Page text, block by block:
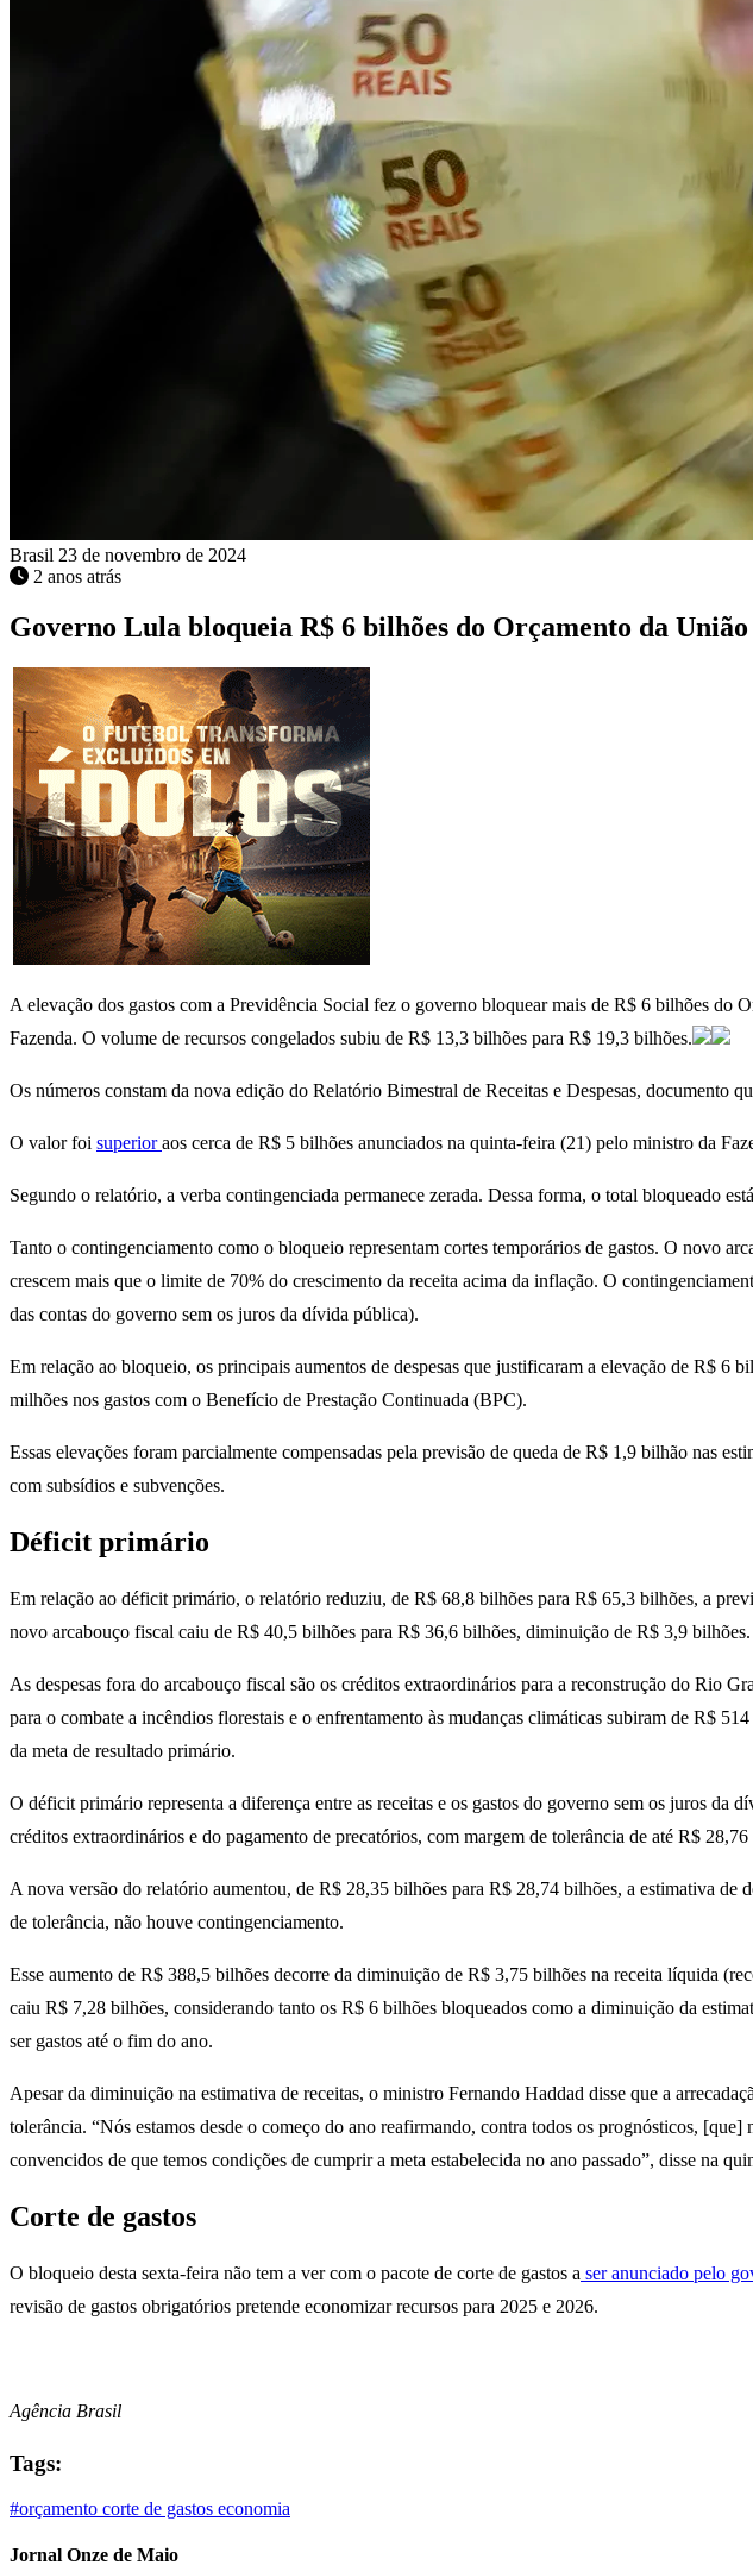
Brasil 23 de novembro de 2024
2 anos atrás
Governo Lula bloqueia R$ 6 bilhões do Orçamento da União
A elevação dos gastos com a Previdência Social fez o governo bloquear mais de R$ 6 bilhões do
Fazenda. O volume de recursos congelados subiu de R$ 13,3 bilhões para R$ 19,3 bilhões.
Os números constam da nova edição do Relatório Bimestral de Receitas e Despesas, documento
O valor foi superioraos cerca de R$ 5 bilhões anunciados na quinta-feira (21) pelo ministro da
Segundo o relatório, a verba contingenciada permanece zerada. Dessa forma, o total bloqueado
Tanto o contingenciamento como o bloqueio representam cortes temporários de gastos. O novo
crescem mais que o limite de 70% do crescimento da receita acima da inflação. O
das contas do governo sem os juros da dívida pública).
Em relação ao bloqueio, os principais aumentos de despesas que justificaram a elevação de R$ 6
milhões nos gastos com o Benefício de Prestação Continuada (BPC).
Essas elevações foram parcialmente compensadas pela previsão de queda de R$ 1,9 bilhão nas
com subsídios e subvenções.
Déficit primário
Em relação ao déficit primário, o relatório reduziu, de R$ 68,8 bilhões para R$ 65,3 bilhões, a
novo arcabouço fiscal caiu de R$ 40,5 bilhões para R$ 36,6 bilhões, diminuição de R$ 3,9 bilhões.
As despesas fora do arcabouço fiscal são os créditos extraordinários para a reconstrução do Rio
para o combate a incêndios florestais e o enfrentamento às mudanças climáticas subiram de R$
da meta de resultado primário.
O déficit primário representa a diferença entre as receitas e os gastos do governo sem os juros da
créditos extraordinários e do pagamento de precatórios, com margem de tolerância de até R$
A nova versão do relatório aumentou, de R$ 28,35 bilhões para R$ 28,74 bilhões, a estimativa
de tolerância, não houve contingenciamento.
Esse aumento de R$ 388,5 bilhões decorre da diminuição de R$ 3,75 bilhões na receita líquida
caiu R$ 7,28 bilhões, considerando tanto os R$ 6 bilhões bloqueados como a diminuição da
ser gastos até o fim do ano.
Apesar da diminuição na estimativa de receitas, o ministro Fernando Haddad disse que a
tolerância. “Nós estamos desde o começo do ano reafirmando, contra todos os prognósticos,
convencidos de que temos condições de cumprir a meta estabelecida no ano passado”, disse na
Corte de gastos
O bloqueio desta sexta-feira não tem a ver com o pacote de corte de gastos a ser anunciado pelo
revisão de gastos obrigatórios pretende economizar recursos para 2025 e 2026.
Agência Brasil
Tags:
#orçamento corte de gastos economia
Jornal Onze de Maio